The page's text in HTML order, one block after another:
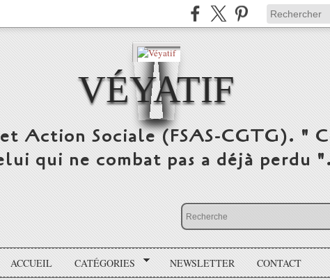
VÉYATIF
Action Sociale (FSAS-CGTG). "
qui ne combat pas a déjà perdu
ACCUEIL CATÉGORIES NEWSLETTER CONTACT